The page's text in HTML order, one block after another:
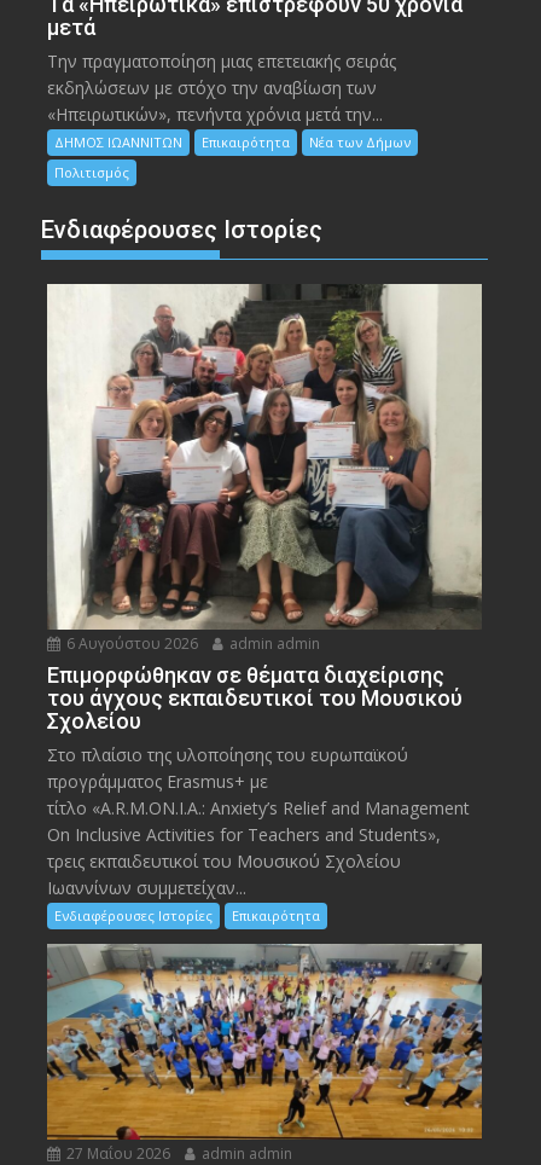
μετά
Την πραγματοποίηση μιας επετειακής σειράς
εκδηλώσεων με στόχο την αναβίωση των
«Ηπειρωτικών», πενήντα χρόνια μετά την...
ΔΗΜΟΣ ΙΩΑΝΝΙΤΩΝ Επικαιρότητα
Νέα των Δήμων
Πολιτισμός
Ενδιαφέρουσες Ιστορίες
6 Αυγούστου 2026 admin admin
Eπιμορφώθηκαν σε θέματα διαχείρισης
του άγχους εκπαιδευτικοί του Μουσικού
Σχολείου
Στο πλαίσιο της υλοποίησης του ευρωπαϊκού
προγράμματος Erasmus+ με
τίτλο «A.R.M.ON.I.A.: Anxiety’s Relief and Management
On Inclusive Activities for Teachers and Students»,
τρεις εκπαιδευτικοί του Μουσικού Σχολείου
Ιωαννίνων συμμετείχαν...
Ενδιαφέρουσες Ιστορίες Επικαιρότητα
27 Μαΐου 2026 admin admin